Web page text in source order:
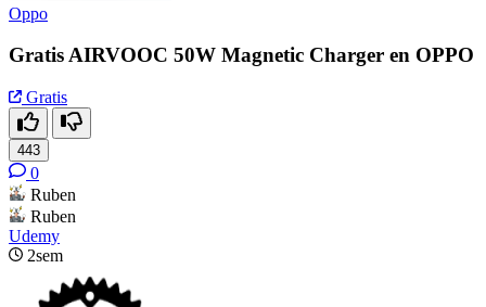
Oppo
Gratis AIRVOOC 50W Magnetic Charger en OPPO
Gratis
443
0
Ruben
Ruben
Udemy
2sem